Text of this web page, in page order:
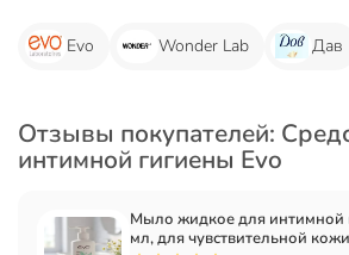
Evo Wonder Lab Дав
Отзывы покупателей:
интимной гигиены Evo
Мыло жидкое для интимной
мл, для чувствительной